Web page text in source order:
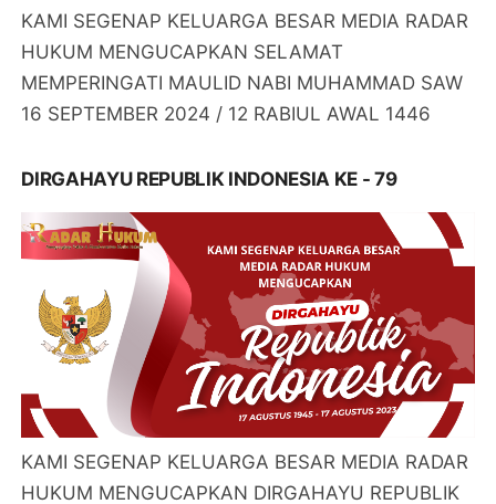
KAMI SEGENAP KELUARGA BESAR MEDIA RADAR
HUKUM MENGUCAPKAN SELAMAT
MEMPERINGATI MAULID NABI MUHAMMAD SAW
16 SEPTEMBER 2024 / 12 RABIUL AWAL 1446
DIRGAHAYU REPUBLIK INDONESIA KE - 79
KAMI SEGENAP KELUARGA BESAR MEDIA RADAR
HUKUM MENGUCAPKAN DIRGAHAYU REPUBLIK